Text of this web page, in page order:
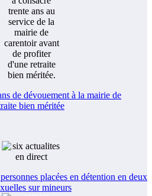
de dévouement à la mairie de
bien méritée
placées en détention en deux
sur mineurs